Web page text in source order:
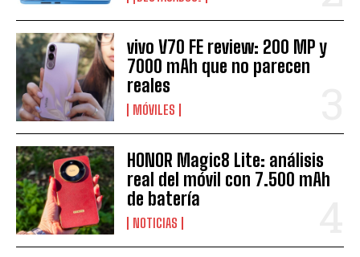
vivo V70 FE review: 200 MP y
7000 mAh que no parecen
reales
MÓVILES
HONOR Magic8 Lite: análisis
real del móvil con 7.500 mAh
de batería
NOTICIAS